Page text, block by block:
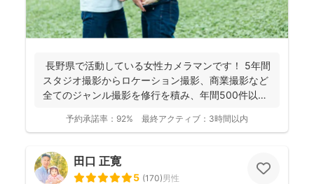
長野県で活動している女性カメラマンです！ 5年間
スタジオ撮影からロケーション撮影、商業撮影など
全てのジャンル撮影を修行を積み、年間500件以上
予約承諾率： 92% 最終アクティブ： 3時間以内
田口 正寛
5 (170)男性